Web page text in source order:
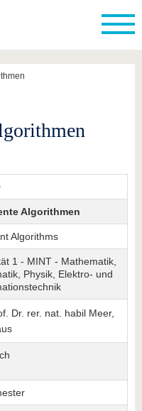
Algorithmen
Algorithms
1 - MINT - Mathematik,
Physik, Elektro- und
Dr. rer. nat. habil Meer,